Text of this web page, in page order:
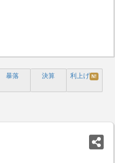
暴落 決算 利上げ N!